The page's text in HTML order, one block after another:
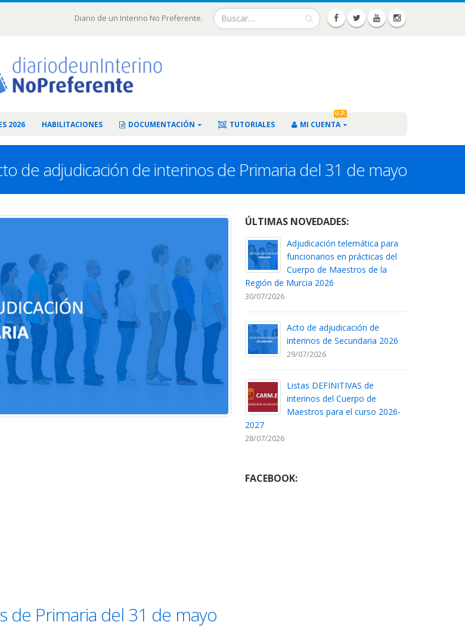
Diario de un Interino No Preferente.
2026 HABILITACIONES DOCUMENTACIÓN TUTORIALES MI CUENTA
U.P.
de adjudicación de interinos de Primaria del 31 de mayo
de Primaria del 31 de mayo
ÚLTIMAS NOVEDADES:
Adjudicación telemática para
funcionarios en prácticas del
Cuerpo de Maestros de la
Región de Murcia 2026
30/07/2026
Acto de adjudicación de
interinos de Secundaria 2026
29/07/2026
Listas DEFINITIVAS de
interinos del Cuerpo de
Maestros para el curso 2026-
2027
28/07/2026
FACEBOOK: